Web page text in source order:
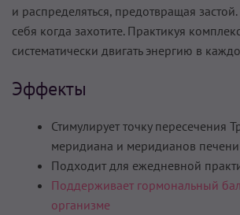
и распределяться, предотвращая
себя когда захотите. Практикуя
систематически двигать энергию в
Эффекты
Стимулирует точку пересечения
меридиана и меридианов
Подходит для ежедневной
Поддерживает гормональный
организме